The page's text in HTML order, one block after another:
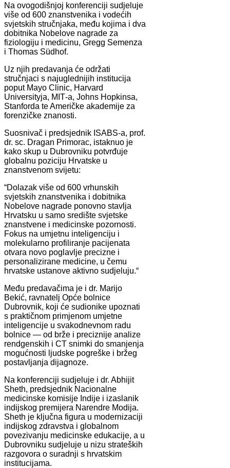
Na ovogodišnjoj konferenciji sudjeluje
više od 600 znanstvenika i vodećih
svjetskih stručnjaka, među kojima i dva
dobitnika Nobelove nagrade za
fiziologiju i medicinu, Gregg Semenza
i Thomas Südhof.
Uz njih predavanja će održati
stručnjaci s najuglednijih institucija
poput Mayo Clinic, Harvard
Universityja, MIT‑a, Johns Hopkinsa,
Stanforda te Američke akademije za
forenzičke znanosti.
Suosnivač i predsjednik ISABS‑a, prof.
dr. sc. Dragan Primorac, istaknuo je
kako skup u Dubrovniku potvrđuje
globalnu poziciju Hrvatske u
znanstvenom svijetu:
“Dolazak više od 600 vrhunskih
svjetskih znanstvenika i dobitnika
Nobelove nagrade ponovno stavlja
Hrvatsku u samo središte svjetske
znanstvene i medicinske pozornosti.
Fokus na umjetnu inteligenciju i
molekularno profiliranje pacijenata
otvara novo poglavlje precizne i
personalizirane medicine, u čemu
hrvatske ustanove aktivno sudjeluju.“
Među predavačima je i dr. Marijo
Bekić, ravnatelj Opće bolnice
Dubrovnik, koji će sudionike upoznati
s praktičnom primjenom umjetne
inteligencije u svakodnevnom radu
bolnice — od brže i preciznije analize
rendgenskih i CT snimki do smanjenja
mogućnosti ljudske pogreške i bržeg
postavljanja dijagnoze.
Na konferenciji sudjeluje i dr. Abhijit
Sheth, predsjednik Nacionalne
medicinske komisije Indije i izaslanik
indijskog premijera Narendre Modija.
Sheth je ključna figura u modernizaciji
indijskog zdravstva i globalnom
povezivanju medicinske edukacije, a u
Dubrovniku sudjeluje u nizu strateških
razgovora o suradnji s hrvatskim
institucijama.